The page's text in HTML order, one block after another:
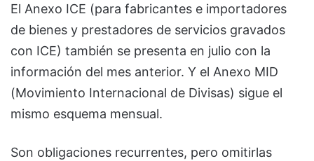
El Anexo ICE (para fabricantes e importadores
de bienes y prestadores de servicios gravados
con ICE) también se presenta en julio con la
información del mes anterior. Y el Anexo MID
(Movimiento Internacional de Divisas) sigue el
mismo esquema mensual.
Son obligaciones recurrentes, pero omitirlas